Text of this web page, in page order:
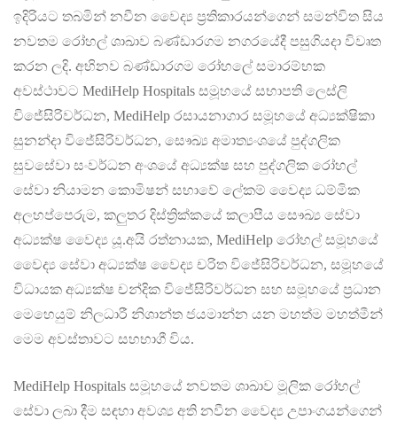
ඉදිරියට තබමින් නවීන වෛද්‍ය ප්‍රතිකාරයන්ගෙන් සමන්විත සිය
නවතම රෝහල් ශාඛාව බණ්ඩාරගම නගරයේදී පසුගියදා විවෘත
කරන ලදි. අභිනව බණ්ඩාරගම රෝහලේ සමාරම්භක
අවස්ථාවට MediHelp Hospitals සමූහයේ සභාපති ලෙස්ලි
විජේසිරිවර්ධන, MediHelp රසායනාගාර සමූහයේ අධ්‍යක්ෂිකා
සුනන්දා විජේසිරිවර්ධන, සෞඛ්‍ය අමාත්‍යංශයේ පුද්ගලික
සුවසේවා සංවර්ධන අංශයේ අධ්‍යක්ෂ සහ පුද්ගලික රෝහල්
සේවා නියාමන කොමිෂන් සභාවේ ලේකම් වෛද්‍ය ධම්මික
අලහප්පෙරුම, කලුතර දිස්ත්‍රික්කයේ කලාපීය සෞඛ්‍ය සේවා
අධ්‍යක්ෂ වෛද්‍ය යූ.අයි රත්නායක, MediHelp රෝහල් සමූහයේ
වෛද්‍ය සේවා අධ්‍යක්ෂ වෛද්‍ය චරිත විජේසිරිවර්ධන, සමූහයේ
විධායක අධ්‍යක්ෂ චන්දික විජේසිරිවර්ධන සහ සමූහයේ ප්‍රධාන
මෙහෙයුම් නිලධාරී නිශාන්ත ජයමාන්න යන මහත්ම මහත්මීන්
මෙම අවස්තාවට සහභාගී විය.
MediHelp Hospitals සමූහයේ නවතම ශාඛාව මූලික රෝහල්
සේවා ලබා දීම සඳහා අවශ්‍ය අති නවීන වෛද්‍ය උපාංගයන්‌ගෙන්